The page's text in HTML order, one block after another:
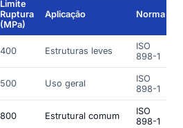
Limite
Ruptura
(MPa)
Aplicação Norma
400 Estruturas leves
ISO
898-1
500 Uso geral
ISO
898-1
800 Estrutural comum
ISO
898-1